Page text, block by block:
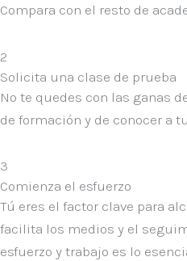
Compara con el resto de
2
Solicita una clase de prueba
No te quedes con las ganas
de formación y de conocer a
3
Comienza el esfuerzo
Tú eres el factor clave para
facilita los medios y el
esfuerzo y trabajo es lo